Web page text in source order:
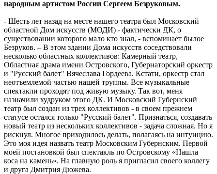
народным артистом России Сергеем Безруковым.
- Шесть лет назад на месте нашего театра был Московский
областной Дом искусств (МОДИ) - фактически ДК, о
существовании которого мало кто знал, - вспоминает былое
Безруков. – В этом здании Дома искусств соседствовали
несколько областных коллективов: Камерный театр,
Областная драма имени Островского, Губернаторский оркестр
и "Русский балет" Вячеслава Гордеева. Кстати, оркестр стал
неотъемлемой частью нашей труппы. Все музыкальные
спектакли проходят под живую музыку. Так вот, меня
назначили худруком этого ДК. И Московский Губернский
театр был создан из трех коллективов - в своем прежнем
статусе остался только "Русский балет". Признаться, создавать
новый театр из нескольких коллективов - задача сложная. Но я
рискнул. Многое приходилось делать, полагаясь на интуицию.
Это моя идея назвать театр Московским Губернским. Первой
моей постановкой был спектакль по Островскому «Нашла
коса на камень». На главную роль я пригласил своего коллегу
и друга Дмитрия Дюжева.